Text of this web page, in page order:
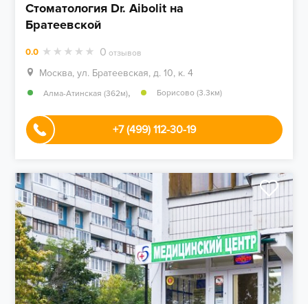
Стоматология Dr. Aibolit на
Братеевской
0.0 0 отзывов
Москва, ул. Братеевская, д. 10, к. 4
Алма-Атинская (362м), Борисово (3.3км)
+7 (499) 112-30-19